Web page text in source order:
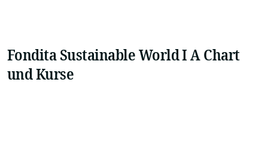
Fondita Sustainable World I A Chart
und Kurse